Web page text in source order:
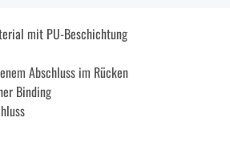
mit PU-Beschichtung
Abschluss im Rücken
Binding